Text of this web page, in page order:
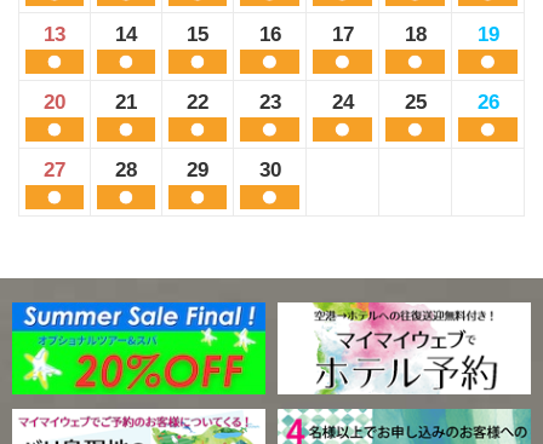
13 14 15 16 17 18 19
20 21 22 23 24 25 26
27 28 29 30